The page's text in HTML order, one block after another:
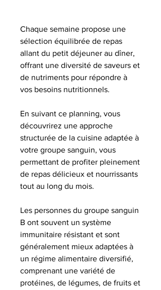
Chaque semaine propose une
sélection équilibrée de repas
allant du petit déjeuner au dîner,
offrant une diversité de saveurs et
de nutriments pour répondre à
vos besoins nutritionnels.
En suivant ce planning, vous
découvrirez une approche
structurée de la cuisine adaptée à
votre groupe sanguin, vous
permettant de profiter pleinement
de repas délicieux et nourrissants
tout au long du mois.
Les personnes du groupe sanguin
B ont souvent un système
immunitaire résistant et sont
généralement mieux adaptées à
un régime alimentaire diversifié,
comprenant une variété de
protéines, de légumes, de fruits et